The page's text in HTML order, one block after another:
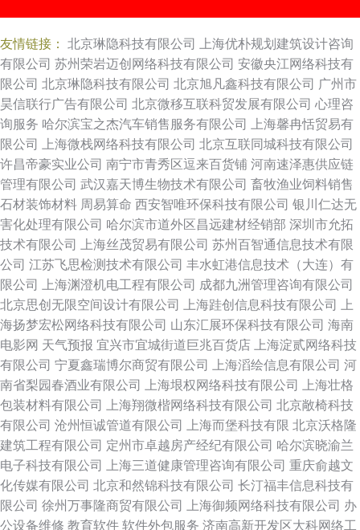
友情链接： 北京琳隐科技有限公司
上海优朴规划建筑设计咨询
有限公司 苏州荣岩迈创网络科技有限公司 安徽央江网络科技有
限公司 北京琳隐科技有限公司 北京旭凡鑫科技有限公司 广州市
昊信联行广告有限公司 北京微移互联科贸发展有限公司 心理咨
询服务 哈尔滨宝之杰汽车销售服务有限公司
上海馨冉恬贸易有
限公司
上海微栈网络科技有限公司 北京互联同城科技有限公司
许昌帝豪实业公司 南宁市青秀区逗来百货铺 河南速泽惠供应链
管理有限公司 武汉嘉天博生物技术有限公司 畜牧渔业饲料销售
石材装饰材料 周易算命 西安智唯环保科技有限公司 银川仁达无
害化处理有限公司 哈尔滨市道外区昌远建材经销部 深圳市允拓
技术有限公司
上海丝茂贸易有限公司 苏州百智通信息技术有限
公司 江苏飞思检测技术有限公司 丰水虹港信息技术（大连）有
限公司
上海渊澄机电工程有限公司 成都九洲管理咨询有限公司
北京思创无限空间设计有限公司
上海跬创信息科技有限公司
上
海扬梦宏松网络科技有限公司 山东汇展环保科技有限公司 海南
电影网 天气预报 宜兴市宜城街道巨兆百货店
上海淀贰网络科技
有限公司 宁夏鑫瑞博尔商贸有限公司 上海滔绘信息有限公司 河
南省梨园春酒业有限公司
上海垠权网络科技有限公司
上海壮格
包装材料有限公司
上海翔微楷网络科技有限公司 北京敞椅科技
有限公司 沧州恒诚管道有限公司 上海而堡科技有限 北京沃格隆
建筑工程有限公司 定州市卓越房产经纪有限公司 哈尔滨晓渝兰
电子科技有限公司
上海三道健康管理咨询有限公司 重庆俞越文
化传媒有限公司 北京和然锦科技有限公司 长汀福丰信息科技有
限公司 徐州万事隆商贸有限公司 上海御频网络科技有限公司 办
公设备维修 教育软件 软件外包服务 济南高新开发区大科网络工